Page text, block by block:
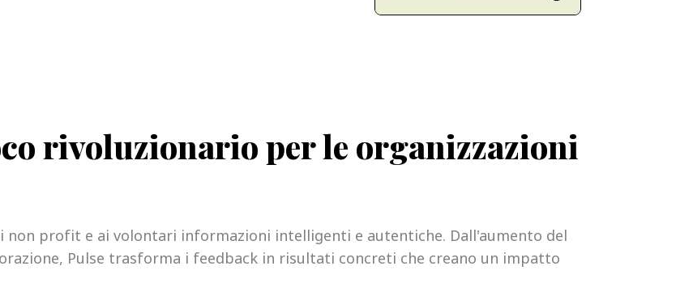
rivoluzionario per le organizzazioni
non profit e ai volontari informazioni intelligenti e autentiche. Dall'aumento del
Pulse trasforma i feedback in risultati concreti che creano un impatto